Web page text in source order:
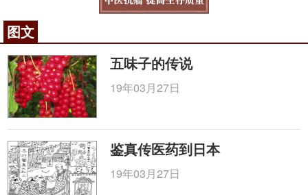
图文
五味子的传说
19年03月27日
鉴真传医药到日本
19年03月27日